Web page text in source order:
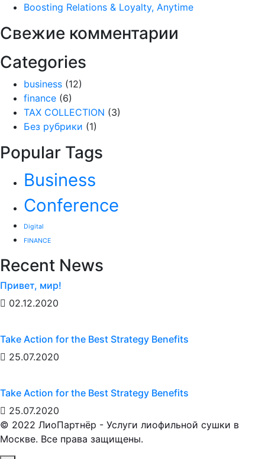
Boosting Relations & Loyalty, Anytime
Свежие комментарии
Categories
business (12)
finance (6)
TAX COLLECTION (3)
Без рубрики (1)
Popular Tags
Business
Conference
Digital
FINANCE
Recent News
Привет, мир!
02.12.2020
Take Action for the Best Strategy Benefits
25.07.2020
Take Action for the Best Strategy Benefits
25.07.2020
© 2022 ЛиоПартнёр - Услуги лиофильной сушки в
Москве. Все права защищены.